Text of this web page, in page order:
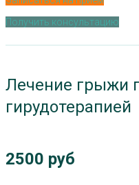
Получить консультацию
Лечение грыжи
гирудотерапией
2500 руб